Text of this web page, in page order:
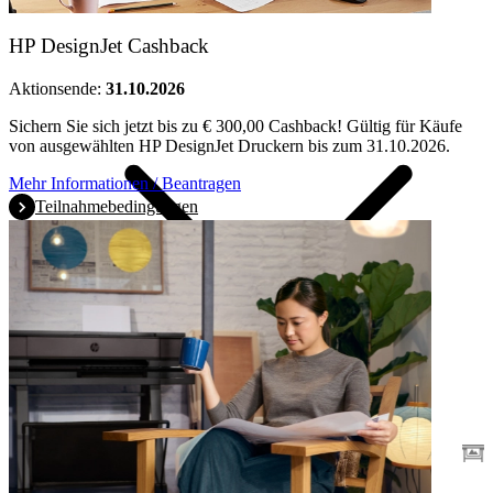
Großformatdrucker
HP DesignJet Cashback
Aktionsende: 31.10.2026
Sichern Sie sich jetzt bis zu € 300,00 Cashback! Gültig für Käufe
von ausgewählten HP DesignJet Druckern bis zum 31.10.2026.
Mehr Informationen / Beantragen
Teilnahmebedingungen